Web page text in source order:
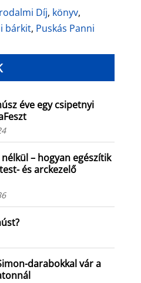
Díj, könyv,
bárkit, Puskás Panni
éve egy csipetnyi
– hogyan egészítik
és arckezelő
darabokkal vár a